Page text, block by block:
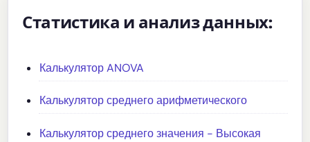
Статистика и анализ данных:
Калькулятор ANOVA
Калькулятор среднего арифметического
Калькулятор среднего значения - Высокая